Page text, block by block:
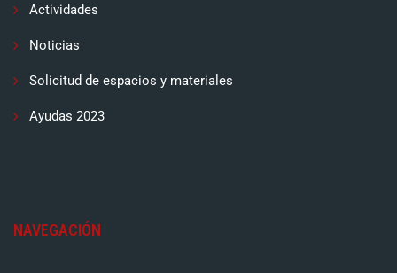
Actividades
Noticias
Solicitud de espacios y materiales
Ayudas 2023
NAVEGACIÓN